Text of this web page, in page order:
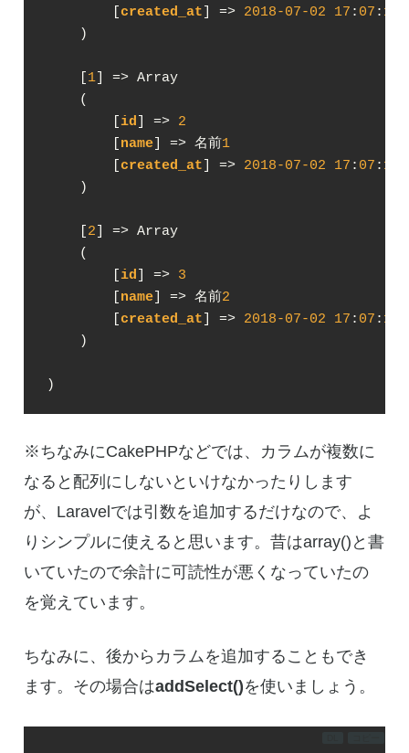
created_at ] => 2018-07-02 17 : 07 : 17
    )
1 ] => Array
    (
        [
id ] => 2
name ] => 名前1
created_at ] => 2018-07-02 17 : 07 : 17
    )
2 ] => Array
    (
        [
id ] => 3
name ] => 名前2
created_at ] => 2018-07-02 17 : 07 : 17
    )
)
※ちなみにCakePHPなどでは、カラムが複数に
なると配列にしないといけなかったりします
が、Laravelでは引数を追加するだけなので、よ
りシンプルに使えると思います。昔はarray()と書
いていたので余計に可読性が悪くなっていたの
を覚えています。
ちなみに、後からカラムを追加することもでき
ます。その場合はaddSelect()を使いましょう。